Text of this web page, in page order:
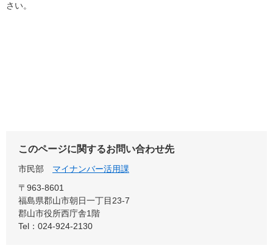
さい。
このページに関するお問い合わせ先
市民部
マイナンバー活用課
〒963-8601
福島県郡山市朝日一丁目23-7
郡山市役所西庁舎1階
Tel：024-924-2130